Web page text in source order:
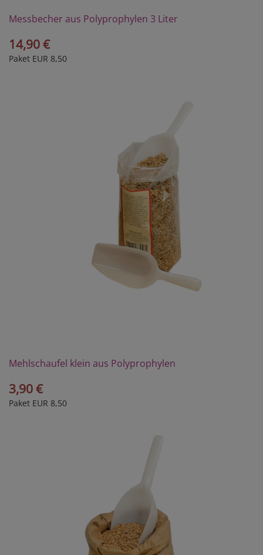
Messbecher aus Polyprophylen 3 Liter
14,90 €
Paket EUR 8,50
Mehlschaufel klein aus Polyprophylen
3,90 €
Paket EUR 8,50